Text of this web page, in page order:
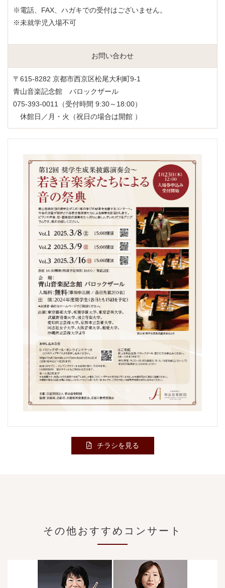
※電話、FAX、ハガキでの受付はございません。
※未就学児入場不可
お問い合わせ
〒615-8282 京都市西京区松尾大利町9-1
青山音楽記念館 バロックザール
075-393-0011（受付時間 9:30～18:00）
休館日／月・火（祝日の場合は開館 ）
チラシを見る
その他おすすめコンサート